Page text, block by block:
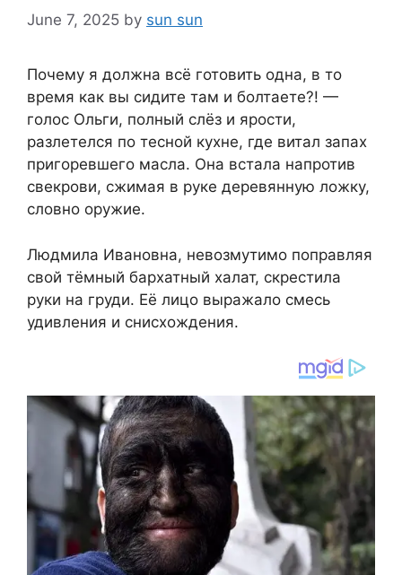
June 7, 2025 by sun sun
Почему я должна всё готовить одна, в то
время как вы сидите там и болтаете?! —
голос Ольги, полный слёз и ярости,
разлетелся по тесной кухне, где витал запах
пригоревшего масла. Она встала напротив
свекрови, сжимая в руке деревянную ложку,
словно оружие.
Людмила Ивановна, невозмутимо поправляя
свой тёмный бархатный халат, скрестила
руки на груди. Её лицо выражало смесь
удивления и снисхождения.